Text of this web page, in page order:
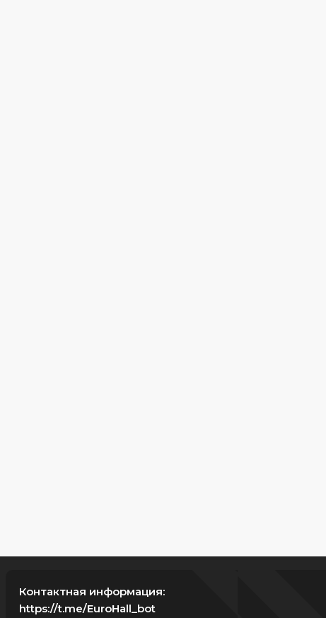
Контактная информация:
https://t.me/EuroHall_bot